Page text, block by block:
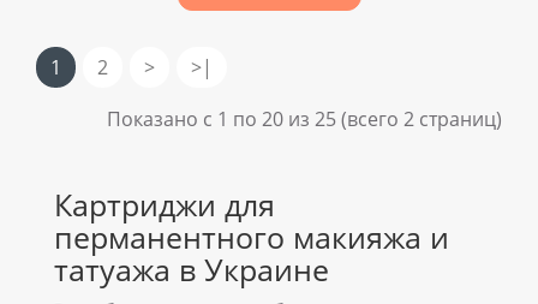
1 2 >
>|
Показано с 1 по 20 из 25 (всего 2 страниц)
Картриджи для
перманентного макияжа и
татуажа в Украине